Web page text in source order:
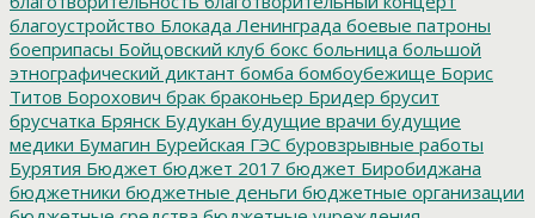
благоустройство Блокада Ленинграда боевые патроны
боеприпасы Бойцовский клуб бокс больница большой
этнографический диктант бомба бомбоубежище Борис
Титов Борохович брак браконьер Бридер брусит
брусчатка Брянск Будукан будущие врачи будущие
медики Бумагин Бурейская ГЭС буровзрывные работы
Бурятия Бюджет бюджет 2017 бюджет Биробиджана
бюджетники бюджетные деньги бюджетные организации